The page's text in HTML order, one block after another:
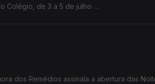
Colégio, de 3 a 5 de julho
dos Remédios assinala a abertura das